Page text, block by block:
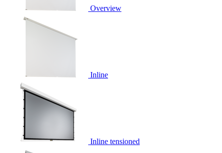
Overview
Inline
Inline tensioned